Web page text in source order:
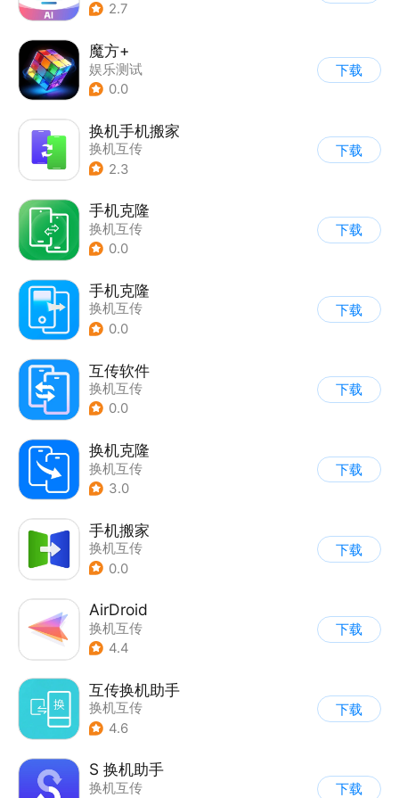
2.7
魔方+
娱乐测试
0.0
下载
换机手机搬家
换机互传
2.3
下载
手机克隆
换机互传
0.0
下载
手机克隆
换机互传
0.0
下载
互传软件
换机互传
0.0
下载
换机克隆
换机互传
3.0
下载
手机搬家
换机互传
0.0
下载
AirDroid
换机互传
4.4
下载
互传换机助手
换机互传
4.6
下载
S 换机助手
换机互传
下载